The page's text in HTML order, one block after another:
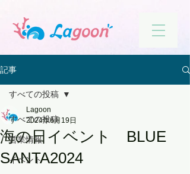
記事
すべての投稿
営業情報
イベント
すべての投稿
海の日イベント BLUE
SANTA2024
Lagoon
2024年6月19日